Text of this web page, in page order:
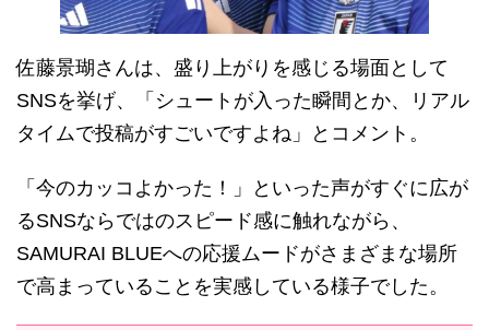
佐藤景瑚さんは、盛り上がりを感じる場面として
SNSを挙げ、「シュートが入った瞬間とか、リアル
タイムで投稿がすごいですよね」とコメント。
「今のカッコよかった！」といった声がすぐに広が
るSNSならではのスピード感に触れながら、
SAMURAI BLUEへの応援ムードがさまざまな場所
で高まっていることを実感している様子でした。